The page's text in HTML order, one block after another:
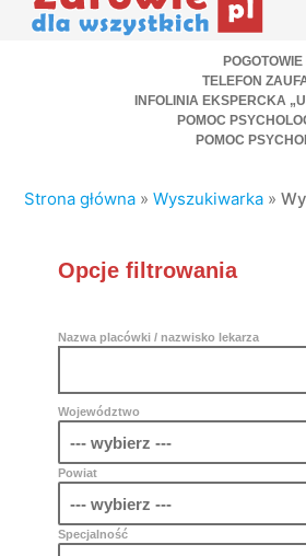
TELEFON
INFOLINIA EKSPERCKA
POMOC
POMOC
Strona główna »Wyszukiwarka »
Opcje filtrowania
Nazwa placówki / nazwisko lekarza
Województwo
Powiat
Specjalność